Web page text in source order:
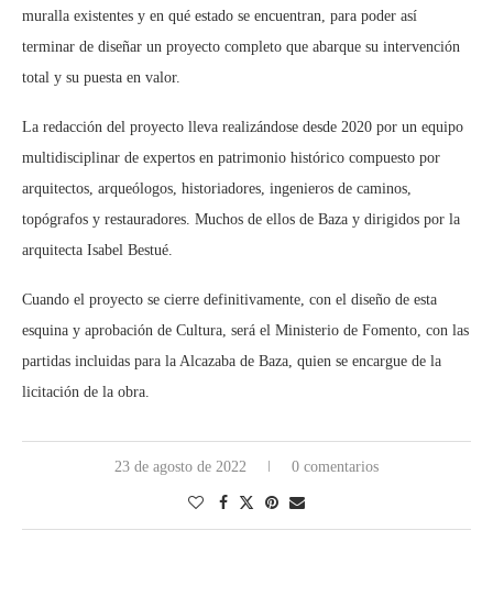
muralla existentes y en qué estado se encuentran, para poder así
terminar de diseñar un proyecto completo que abarque su intervención
total y su puesta en valor.
La redacción del proyecto lleva realizándose desde 2020 por un equipo
multidisciplinar de expertos en patrimonio histórico compuesto por
arquitectos, arqueólogos, historiadores, ingenieros de caminos,
topógrafos y restauradores. Muchos de ellos de Baza y dirigidos por la
arquitecta Isabel Bestué.
Cuando el proyecto se cierre definitivamente, con el diseño de esta
esquina y aprobación de Cultura, será el Ministerio de Fomento, con las
partidas incluidas para la Alcazaba de Baza, quien se encargue de la
licitación de la obra.
23 de agosto de 2022 0 comentarios